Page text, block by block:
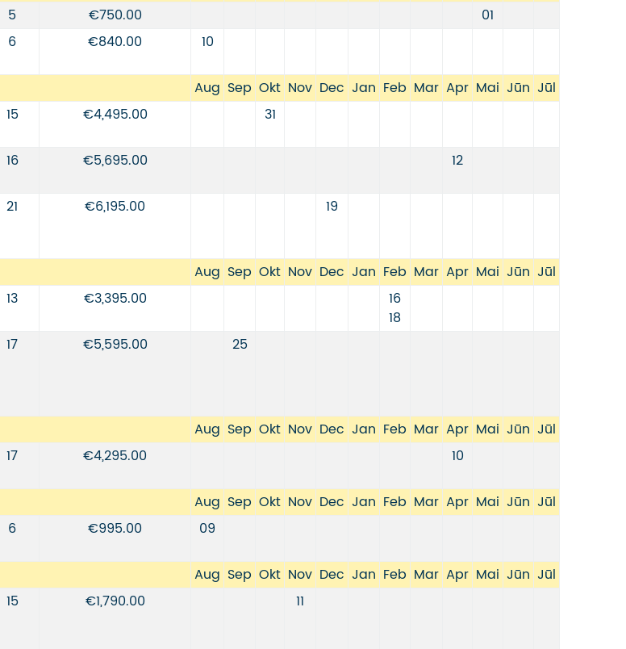
5 €750.00
01
6 €840.00 10
Aug Sep Okt Nov Dec Jan Feb Mar Apr Mai Jūn Jūl
15 €4,495.00 31
16 €5,695.00 12
21 €6,195.00 19
Aug Sep Okt Nov Dec Jan Feb Mar Apr Mai Jūn Jūl
13 €3,395.00
16
18
17 €5,595.00 25
Aug Sep Okt Nov Dec Jan Feb Mar Apr Mai Jūn Jūl
17 €4,295.00 10
Aug Sep Okt Nov Dec Jan Feb Mar Apr Mai Jūn Jūl
6 €995.00 09
Aug Sep Okt Nov Dec Jan Feb Mar Apr Mai Jūn Jūl
15 €1,790.00 11